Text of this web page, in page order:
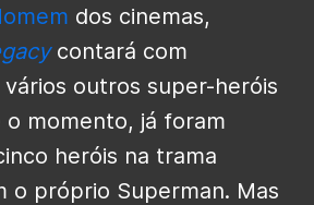
dos cinemas,
contará com
outros super-heróis
o momento, já foram
heróis na trama
o próprio Superman. Mas